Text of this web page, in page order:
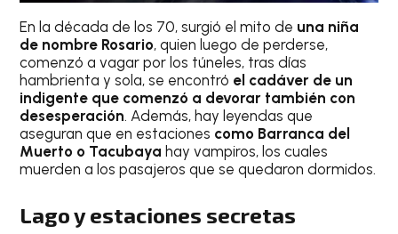
En la década de los 70, surgió el mito de una niña
de nombre Rosario, quien luego de perderse,
comenzó a vagar por los túneles, tras días
hambrienta y sola, se encontró el cadáver de un
indigente que comenzó a devorar también con
desesperación. Además, hay leyendas que
aseguran que en estaciones como Barranca del
Muerto o Tacubaya hay vampiros, los cuales
muerden a los pasajeros que se quedaron dormidos.
Lago y estaciones secretas